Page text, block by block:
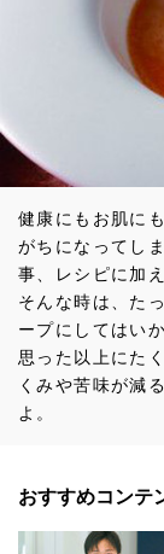
健康にもお肌に
がちになってし
事、レシピに加
そんな時は、た
ープにしてはい
思った以上にた
くみや苦味が減
よ。
おすすめコンテ